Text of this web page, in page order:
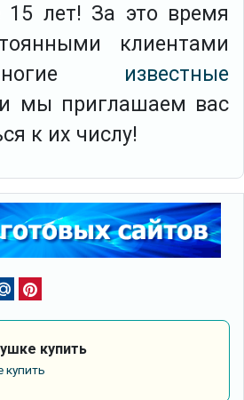
15 лет! За это время
клиентами
известные
и мы приглашаем вас
к их числу!
купить
купить